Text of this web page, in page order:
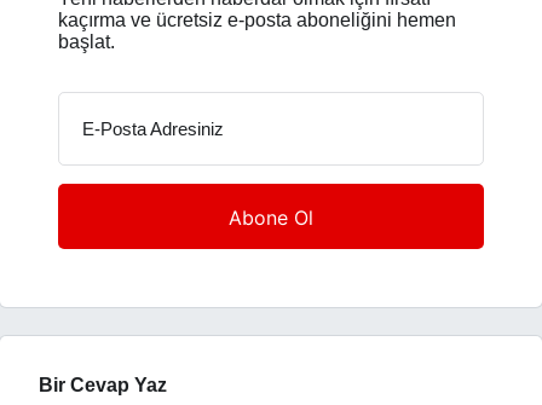
kaçırma ve ücretsiz e-posta aboneliğini hemen
başlat.
E-Posta Adresiniz
Bir Cevap Yaz